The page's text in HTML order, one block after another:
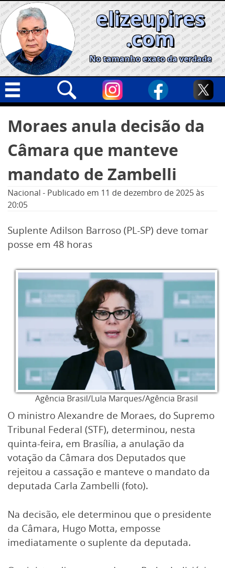
Skip
to
content
elizeupires
.com
No tamanho exato da verdade
Geral
Cidades
Opinião
por:
Moraes anula decisão da
Câmara que manteve
mandato de Zambelli
Nacional - Publicado em 11 de dezembro de 2025às
20:05
Suplente Adilson Barroso (PL-SP) deve tomar
posse em 48 horas
Agência Brasil/Lula Marques/Agência Brasil
O ministro Alexandre de Moraes, do Supremo
Tribunal Federal (STF), determinou, nesta
quinta-feira, em Brasília, a anulação da
votação da Câmara dos Deputados que
rejeitou a cassação e manteve o mandato da
deputada Carla Zambelli (foto).
Na decisão, ele determinou que o presidente
da Câmara, Hugo Motta, emposse
imediatamente o suplente da deputada.